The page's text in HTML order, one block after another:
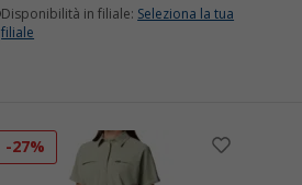
Disponibilità in filiale: Seleziona la tua
filiale
-27%